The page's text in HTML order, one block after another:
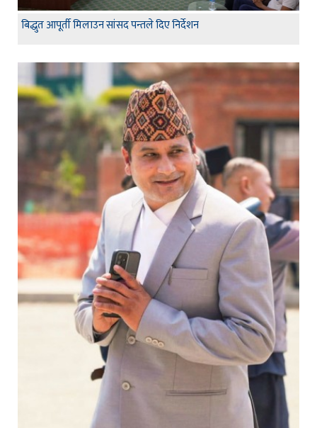
बिद्धुत आपूर्ती मिलाउन सांसद पन्तले दिए निर्देशन